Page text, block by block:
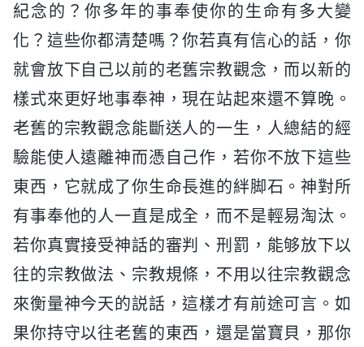
紀念的？你多年的事奉使你的生命有多大變
化？這些你都清楚嗎？你若真有信心的話，你
就會放下自己以前的老舊宗教觀念，而以新的
樣式來更好地事奉神，現在站起來還不算晚。
老舊的宗教觀念能斷送人的一生，人總結的經
驗能使人遠離神而憑自己作，若你不放下這些
東西，它就成了你生命長進的絆脚石。神對所
有事奉他的人一直是成全，而不是輕易淘汰。
若你真實接受神話的審判、刑罰，能够放下以
往的宗教做法、宗教規條，不用以往宗教觀念
來衡量神今天的説話，這樣才有前途可言。如
果你持守以往老舊的東西，還是當寶貝，那你